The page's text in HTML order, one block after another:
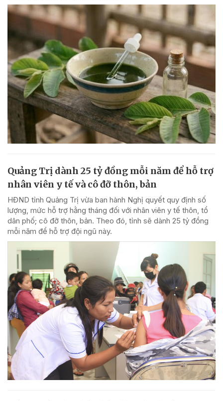
Quảng Trị dành 25 tỷ đồng mỗi năm để hỗ trợ
nhân viên y tế và cô đỡ thôn, bản
HĐND tỉnh Quảng Trị vừa ban hành Nghị quyết quy định số
lượng, mức hỗ trợ hằng tháng đối với nhân viên y tế thôn, tổ
dân phố; cô đỡ thôn, bản. Theo đó, tỉnh sẽ dành 25 tỷ đồng
mỗi năm để hỗ trợ đội ngũ này.